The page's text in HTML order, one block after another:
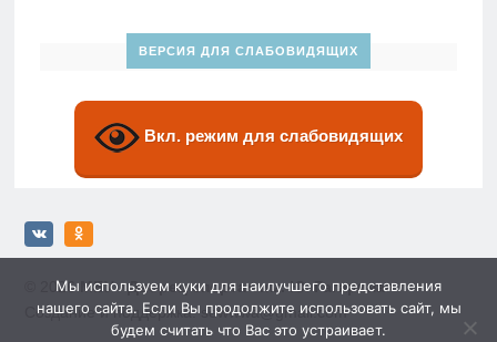
ВЕРСИЯ ДЛЯ СЛАБОВИДЯЩИХ
Вкл. режим для слабовидящих
© 2026 МБУ «Дворец спорта» им. Ю. Гагарина»
Создание и поддержка: sewwwa@gmail.com
Мы используем куки для наилучшего представления
нашего сайта. Если Вы продолжите использовать сайт, мы
будем считать что Вас это устраивает.